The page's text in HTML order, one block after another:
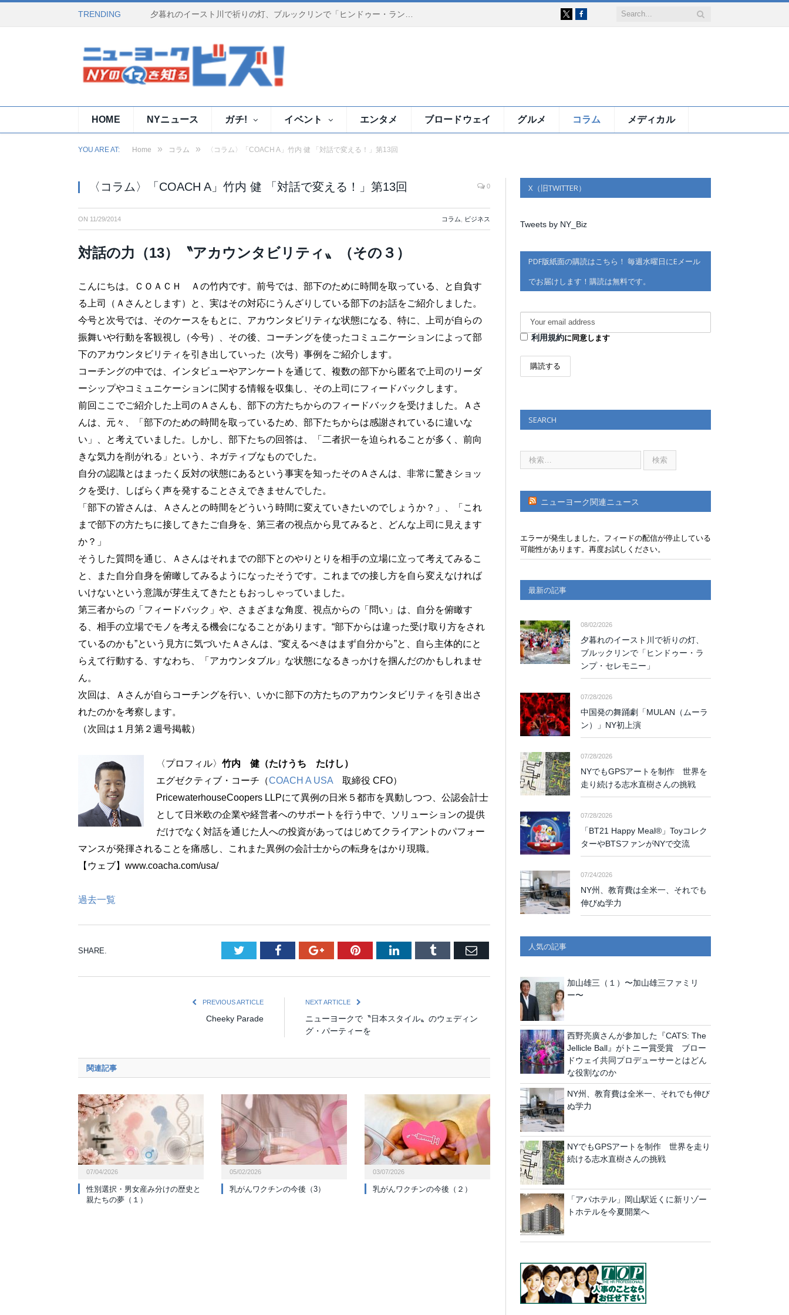
TRENDING 中国発の舞踊劇「MULAN（ムーラン）」NY初上演 Facebook
HOME NYニュース ガチ! イベント エンタメ ブロードウェイ グルメ コラム メディカル
YOU ARE AT: Home » コラム » 〈コラム〉「COACH A」竹内 健 「対話で変える！」第13回
〈コラム〉「COACH A」竹内 健 「対話で変える！」第13回 0
ON 11/29/2014 コラム ビジネス
対話の力（13）〝アカウンタビリティ〟（その３）
こんにちは。ＣＯＡＣＨ Ａの竹内です。前号では、部下のために時間を取っている、と自負す
る上司（Ａさんとします）と、実はその対応にうんざりしている部下のお話をご紹介しました。
今号と次号では、そのケースをもとに、アカウンタビリティな状態になる、特に、上司が自らの
振舞いや行動を客観視し（今号）、その後、コーチングを使ったコミュニケーションによって部
下のアカウンタビリティを引き出していった（次号）事例をご紹介します。
コーチングの中では、インタビューやアンケートを通じて、複数の部下から匿名で上司のリーダ
ーシップやコミュニケーションに関する情報を収集し、その上司にフィードバックします。
前回ここでご紹介した上司のＡさんも、部下の方たちからのフィードバックを受けました。Ａさ
んは、元々、「部下のための時間を取っているため、部下たちからは感謝されているに違いな
い」、と考えていました。しかし、部下たちの回答は、「二者択一を迫られることが多く、前向
きな気力を削がれる」という、ネガティブなものでした。
自分の認識とはまったく反対の状態にあるという事実を知ったそのＡさんは、非常に驚きショッ
クを受け、しばらく声を発することさえできませんでした。
「部下の皆さんは、Ａさんとの時間をどういう時間に変えていきたいのでしょうか？」、「これ
まで部下の方たちに接してきたご自身を、第三者の視点から見てみると、どんな上司に見えます
か？」
そうした質問を通じ、Ａさんはそれまでの部下とのやりとりを相手の立場に立って考えてみるこ
と、また自分自身を俯瞰してみるようになったそうです。これまでの接し方を自ら変えなければ
いけないという意識が芽生えてきたともおっしゃっていました。
第三者からの「フィードバック」や、さまざまな角度、視点からの「問い」は、自分を俯瞰す
る、相手の立場でモノを考える機会になることがあります。“部下からは違った受け取り方をされ
ているのかも”という見方に気づいたＡさんは、“変えるべきはまず自分から”と、自ら主体的にと
らえて行動する、すなわち、「アカウンタブル」な状態になるきっかけを掴んだのかもしれませ
ん。
次回は、Ａさんが自らコーチングを行い、いかに部下の方たちのアカウンタビリティを引き出さ
れたのかを考察します。
（次回は１月第２週号掲載）
〈プロフィル〉 竹内 健（たけうち たけし）
エグゼクティブ・コーチ（COACH A USA 取締役 CFO）
PricewaterhouseCoopers LLPにて異例の日米５都市を異動しつつ、公認会計士
として日米欧の企業や経営者へのサポートを行う中で、ソリューションの提供
だけでなく対話を通じた人への投資があってはじめてクライアントのパフォー
マンスが発揮されることを痛感し、これまた異例の会計士からの転身をはかり現職。
【ウェブ】www.coacha.com/usa/
過去一覧
SHARE. Twitter FacebookGoogle+PinterestLinkedInTumblr Email
PREVIOUS ARTICLE
Cheeky Parade
NEXT ARTICLE
ニューヨークで〝日本スタイル〟のウェディン
グ・パーティーを
関連記事
07/04/2026
性別選択・男女産み分けの歴史と
親たちの夢（１）
05/02/2026
乳がんワクチンの今後（3）
03/07/2026
乳がんワクチンの今後（２）
X（旧TWITTER）
Tweets by NY_Biz
PDF版紙面の購読はこちら！ 毎週水曜日にEメール
でお届けします！購読は無料です。
利用規約に同意します
SEARCH
ニューヨーク関連ニュース
エラーが発生しました。フィードの配信が停止している
可能性があります。再度お試しください。
最新の記事
08/02/2026
夕暮れのイースト川で祈りの灯、
ブルックリンで「ヒンドゥー・ラ
ンプ・セレモニー」
07/28/2026
中国発の舞踊劇「MULAN（ムーラ
ン）」NY初上演
07/28/2026
NYでもGPSアートを制作 世界を
走り続ける志水直樹さんの挑戦
07/28/2026
「BT21 Happy Meal®」Toyコレク
ターやBTSファンがNYで交流
07/24/2026
NY州、教育費は全米一、それでも
伸びぬ学力
人気の記事
加山雄三（１）〜加山雄三ファミリ
ー〜
西野亮廣さんが参加した『CATS: The
Jellicle Ball』がトニー賞受賞 ブロー
ドウェイ共同プロデューサーとはどん
な役割なのか
NY州、教育費は全米一、それでも伸び
ぬ学力
NYでもGPSアートを制作 世界を走り
続ける志水直樹さんの挑戦
「アパホテル」岡山駅近くに新リゾー
トホテルを今夏開業へ